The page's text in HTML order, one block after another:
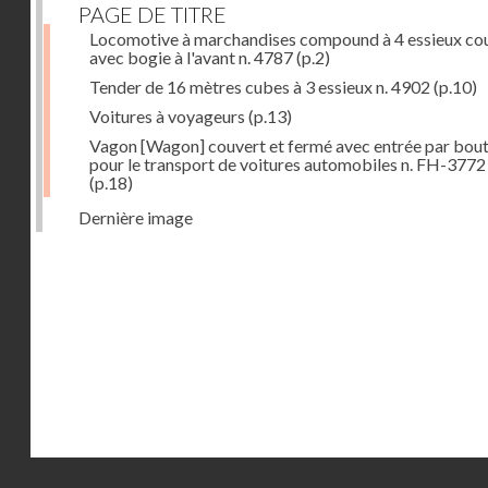
PAGE DE TITRE
Locomotive à marchandises compound à 4 essieux
avec bogie à l'avant n. 4787(p.2)
Tender de 16 mètres cubes à 3 essieux n. 4902 (p.10)
Voitures à voyageurs (p.13)
Vagon [Wagon] couvert et fermé avec entrée par
pour le transport de voitures automobiles n. FH-3772
(p.18)
Dernière image